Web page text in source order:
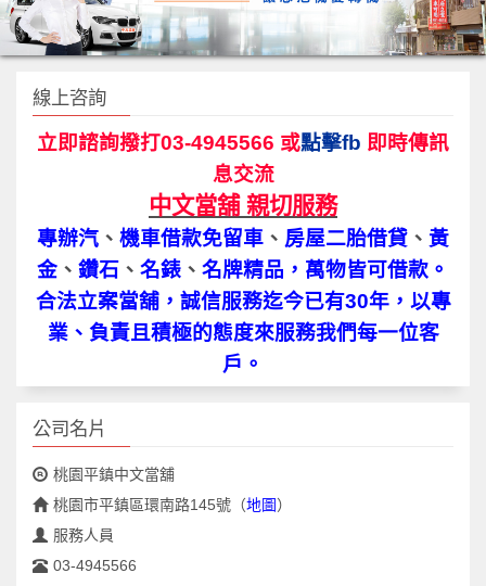
線上咨詢
立即諮詢撥打03-4945566 或點擊fb 即時傳訊
息交流
中文當舖 親切服務
專辦汽 、 機車借款免留車 、 房屋二胎借貸 、 黃
金 、 鑽石 、 名錶 、 名牌精品，萬物皆可借款。
合法立案當舖，誠信服務迄今已有30年，以專
業、負責且積極的態度來服務我們每一位客
戶。
公司名片
桃園平鎮中文當舖
桃園市平鎮區環南路145號 （地圖）
服務人員
03-4945566